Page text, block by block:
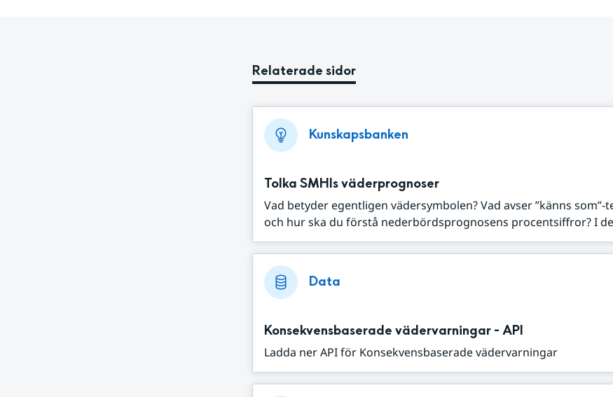
Relaterade sidor
Kunskapsbanken
Tolka SMHIs väderprognoser
Vad betyder egentligen vädersymbolen? Vad avser ”känns
och hur ska du förstå nederbördsprognosens procentsiffror? I
Data
Konsekvensbaserade vädervarningar - API
Ladda ner API för Konsekvensbaserade vädervarningar